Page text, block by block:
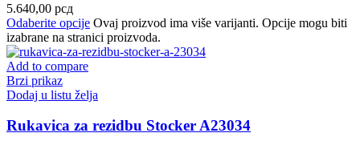
5.640,00 рсд
Odaberite opcije Ovaj proizvod ima više varijanti. Opcije mogu biti
izabrane na stranici proizvoda.
Add to compare
Brzi prikaz
Dodaj u listu želja
Rukavica za rezidbu Stocker A23034